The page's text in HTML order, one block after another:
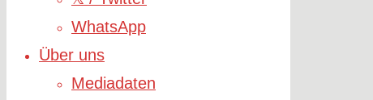
WhatsApp
Über uns
Mediadaten